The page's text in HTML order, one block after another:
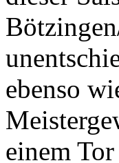
ebenso
einem